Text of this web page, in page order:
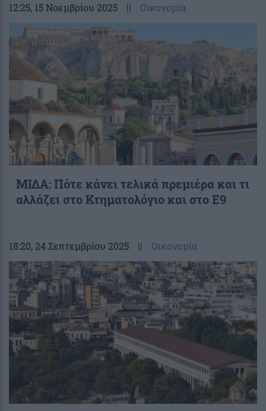
12:25, 15 Νοεμβρίου 2025 || Οικονομία
ΜΙΔΑ: Πότε κάνει τελικά πρεμιέρα και τι
αλλάζει στο Κτηματολόγιο και στο Ε9
18:20, 24 Σεπτεμβρίου 2025 || Οικονομία